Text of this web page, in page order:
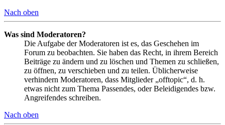
Nach oben
Was sind Moderatoren?
Die Aufgabe der Moderatoren ist es, das Geschehen im
Forum zu beobachten. Sie haben das Recht, in ihrem Bereich
Beiträge zu ändern und zu löschen und Themen zu schließen,
zu öffnen, zu verschieben und zu teilen. Üblicherweise
verhindern Moderatoren, dass Mitglieder „offtopic“, d. h.
etwas nicht zum Thema Passendes, oder Beleidigendes bzw.
Angreifendes schreiben.
Nach oben